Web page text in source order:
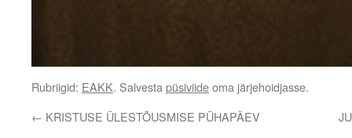
Rubriigid: EAKK. Salvesta püsiviideoma järjehoidjasse.
← KRISTUSE ÜLESTÕUSMISE PÜHAPÄEV